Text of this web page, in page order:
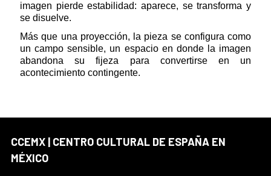
imagen pierde estabilidad: aparece, se transforma y
se disuelve.
Más que una proyección, la pieza se configura como
un campo sensible, un espacio en donde la imagen
abandona su fijeza para convertirse en un
acontecimiento contingente.
CCEMX | CENTRO CULTURAL DE ESPAÑA EN
MÉXICO